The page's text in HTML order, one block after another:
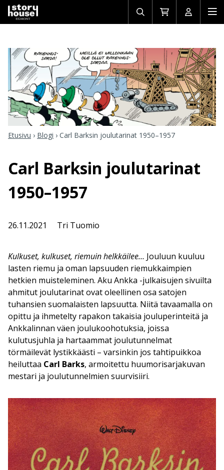
Avaa/sulje
haku
Siirry
ostoskoriin
Avaa/
Etusivu › Blogi › Carl Barksin joulutarinat 1950–1957
Carl Barksin joulutarinat
1950–1957
26.11.2021 Tri Tuomio
Kulkuset, kulkuset, riemuin helkkäilee… Jouluun kuuluu
lasten riemu ja oman lapsuuden riemukkaimpien
hetkien muisteleminen. Aku Ankka -julkaisujen sivuilta
ahmitut joulutarinat ovat oleellinen osa satojen
tuhansien suomalaisten lapsuutta. Niitä tavaamalla on
opittu ja ihmetelty rapakon takaisia jouluperinteitä ja
Ankkalinnan väen joulukoohotuksia, joissa
kulutusjuhla ja hartaammat joulutunnelmat
törmäilevät lystikkäästi – varsinkin jos tahtipuikkoa
heiluttaa Carl Barks, armoitettu huumorisarjakuvan
mestari ja joulutunnelmien suurvisiiri.